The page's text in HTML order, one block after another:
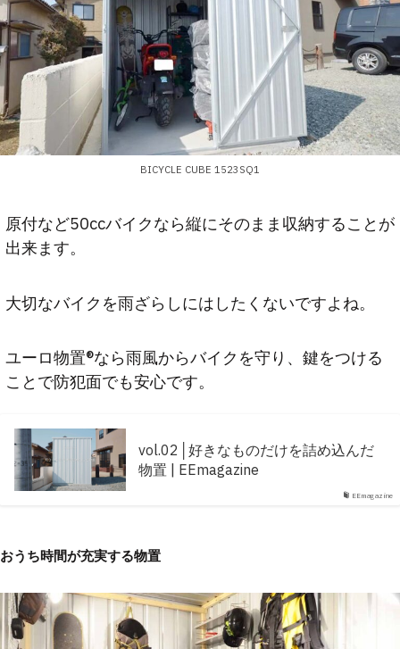
BICYCLE CUBE 1523SQ1
原付など50ccバイクなら縦にそのまま収納することが
出来ます。
大切なバイクを雨ざらしにはしたくないですよね。
ユーロ物置®なら雨風からバイクを守り、鍵をつける
ことで防犯面でも安心です。
EEmagazine
vol.02│好きなものだけを詰め込んだ
物置 | EEmagazine
おうち時間が充実する物置